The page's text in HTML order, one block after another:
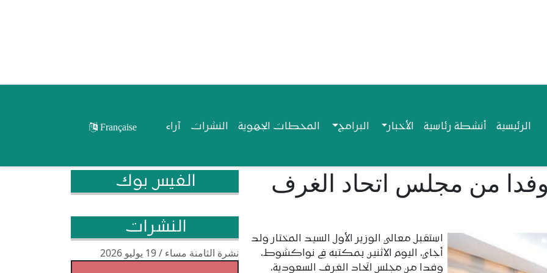
Navigationالرئيسية أنشطة رئاسية الأخبار البرامج المحطات الجهوية النشرات آراء Française
وفدا من مجلس اتحاد الغرف
استقبل معالي الوزير الأول السيد المختار ولد
أجاي، اليوم الاثنين بمكتبه في نواكشوط،
وفدا من مجلس اتحاد الغرف السعودية،
الفيس بوك
النشرات
نشرة الثامنة مساء / 19 يوليو 2026